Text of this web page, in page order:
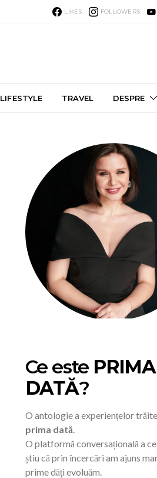
LIKES FOLLOWERS
LIFESTYLE TRAVEL DESPRE
Ce este PRIMA
DATĂ?
O antologie a experiențelor
prima dată.
O platformă conversațională a
știu că prin încercări am ajuns
prime dăți evoluăm.